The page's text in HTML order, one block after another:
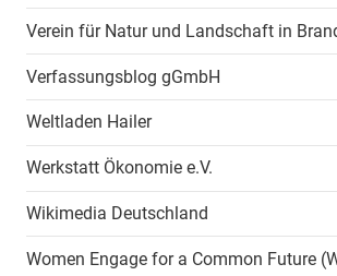
Verein für Natur und Landschaft in
Verfassungsblog gGmbH
Weltladen Hailer
Werkstatt Ökonomie e.V.
Wikimedia Deutschland
Women Engage for a Common Future